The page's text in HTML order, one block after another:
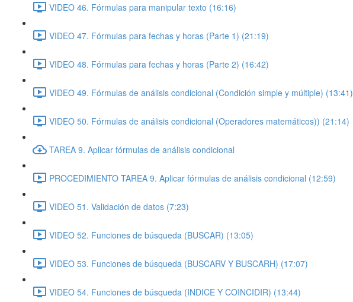
VIDEO 46. Fórmulas para manipular texto (16:16)
VIDEO 47. Fórmulas para fechas y horas (Parte 1) (21:19)
VIDEO 48. Fórmulas para fechas y horas (Parte 2) (16:42)
VIDEO 49. Fórmulas de análisis condicional (Condición simple y múltiple) (13:41)
VIDEO 50. Fórmulas de análisis condicional (Operadores matemáticos)) (21:14)
TAREA 9. Aplicar fórmulas de análisis condicional
PROCEDIMIENTO TAREA 9. Aplicar fórmulas de análisis condicional (12:59)
VIDEO 51. Validación de datos (7:23)
VIDEO 52. Funciones de búsqueda (BUSCAR) (13:05)
VIDEO 53. Funciones de búsqueda (BUSCARV Y BUSCARH) (17:07)
VIDEO 54. Funciones de búsqueda (INDICE Y COINCIDIR) (13:44)